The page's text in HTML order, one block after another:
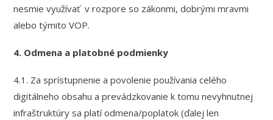
nesmie využívať v rozpore so zákonmi, dobrými mravmi
alebo týmito VOP.
4. Odmena a platobné podmienky
4.1. Za sprístupnenie a povolenie používania celého
digitálneho obsahu a prevádzkovanie k tomu nevyhnutnej
infraštruktúry sa platí odmena/poplatok (ďalej len